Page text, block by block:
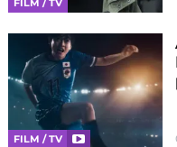
FILM / TV
FILM / TV